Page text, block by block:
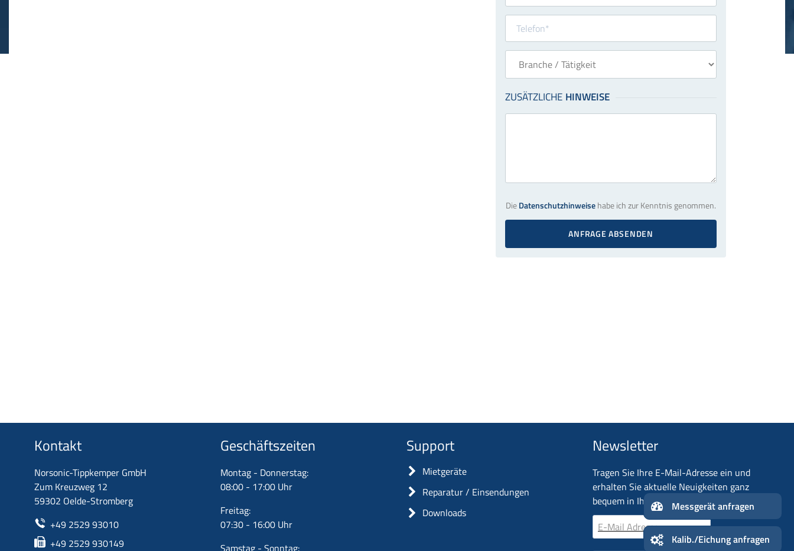
DieDatenschutzhinweisehabe ich zur Kenntnis genommen.
ANFRAGE ABSENDEN
Kontakt
Norsonic-Tippkemper GmbH
Zum Kreuzweg 12
59302 Oelde-Stromberg
+49 2529 93010
+49 2529 930149
Geschäftszeiten
Montag - Donnerstag:
08:00 - 17:00 Uhr
Freitag:
07:30 - 16:00 Uhr
Samstag - Sonntag:
Support
Mietgeräte
Reparatur / Einsendungen
Downloads
Newsletter
Tragen Sie Ihre E-Mail-Adresse ein und
erhalten Sie aktuelle Neuigkeiten ganz
bequem in Ihr Postfach!
Kalib./Eichung anfragen